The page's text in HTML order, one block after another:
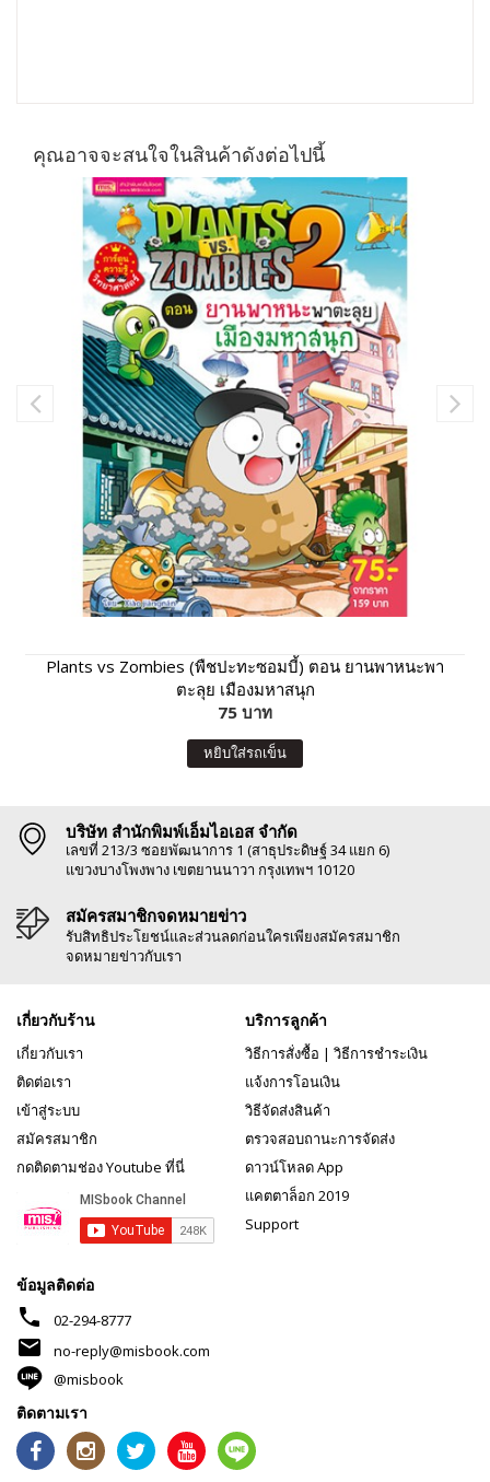
คุณอาจจะสนใจในสินค้าดังต่อไปนี้
Plants vs Zombies (พืชปะทะซอมบี้) ตอน ยานพาหนะพา
ตะลุย เมืองมหาสนุก
75 บาท
หยิบใส่รถเข็น
บริษัท สำนักพิมพ์เอ็มไอเอส จำกัด
เลขที่ 213/3 ซอยพัฒนาการ 1 (สาธุประดิษฐ์ 34 แยก 6)
แขวงบางโพงพาง เขตยานนาวา กรุงเทพฯ 10120
สมัครสมาชิกจดหมายข่าว
รับสิทธิประโยชน์และส่วนลดก่อนใครเพียงสมัครสมาชิก
จดหมายข่าวกับเรา
เกี่ยวกับร้าน
เกี่ยวกับเรา
ติดต่อเรา
เข้าสู่ระบบ
สมัครสมาชิก
กดติดตามช่อง Youtube ที่นี่
บริการลูกค้า
วิธีการสั่งซื้อ | วิธีการชำระเงิน
แจ้งการโอนเงิน
วิธีจัดส่งสินค้า
ตรวจสอบถานะการจัดส่ง
ดาวน์โหลด App
แคตตาล็อก 2019
Support
ข้อมูลติดต่อ
phone 02-294-8777
mail
no-reply@misbook.com
@misbook
ติดตามเรา